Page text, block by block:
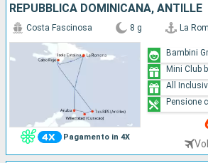
REPUBBLICA DOMINICANA, ANTILLE
Pagamento in 4X
Costa Fascinosa 8 g La
Bambini
Mini Club
All
Pensione